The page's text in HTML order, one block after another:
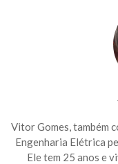
Vitor Gomes, também
Engenharia Elétrica
Ele tem 25 anos e